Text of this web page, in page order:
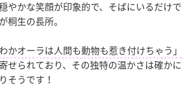
やかな笑顔が印象的で、そばにいるだけで
桐生の長所。
かオーラは人間も動物も惹き付けちゃう」
せられており、その独特の温かさは確かに
そうです！